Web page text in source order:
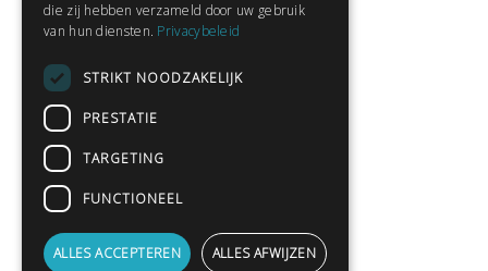
Gratis aanmelden
Privacybeleid
Gedichten lezen
Schrijfwedstrijden
Schrijftips
die zij hebben verzameld door uw gebruik
van hun diensten. Privacybeleid
STRIKT NOODZAKELIJK
PRESTATIE
TARGETING
FUNCTIONEEL
ALLES ACCEPTEREN ALLES AFWIJZEN